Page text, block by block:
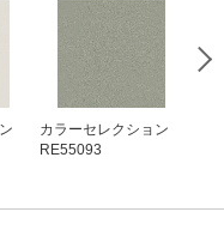
カラーセレクション
RE55093